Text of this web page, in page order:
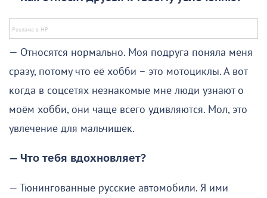
— Относятся нормально. Моя подруга поняла меня
сразу, потому что её хобби – это мотоциклы. А вот
когда в соцсетях незнакомые мне люди узнают о
моём хобби, они чаще всего удивляются. Мол, это
увлечение для мальчишек.
— Что тебя вдохновляет?
— Тюнингованные русские автомобили. Я ими